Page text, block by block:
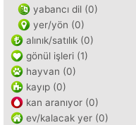
yabancı dil (0)
yer/yön (0)
alınık/satılık (0)
gönül işleri (1)
hayvan (0)
kayıp (0)
kan aranıyor (0)
ev/kalacak yer (0)